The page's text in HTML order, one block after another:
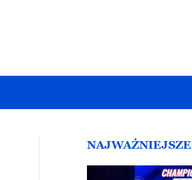
NAJWAŻNIEJSZE